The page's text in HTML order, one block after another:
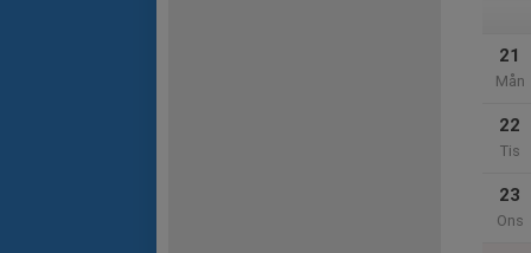
21
Mån
22
Tis
23
Ons